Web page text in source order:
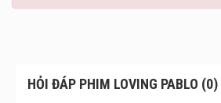
HỎI ĐÁP PHIM LOVING PABLO (0)